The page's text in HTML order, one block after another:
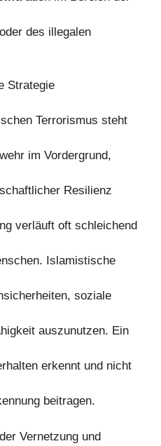
des illegalen
Strategie
Terrorismus steht
im Vordergrund,
Resilienz
verläuft oft schleichend
Islamistische
soziale
auszunutzen. Ein
erkennt und nicht
beitragen.
Vernetzung und